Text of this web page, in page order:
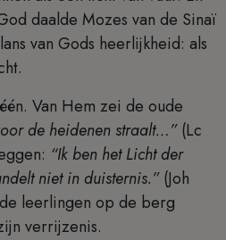
daalde Mozes van de Sinaï
van Gods heerlijkheid: als
Van Hem zei de oude
de heidenen straalt…”(Lc
“Ik ben het Licht der
niet in duisternis.”(Joh
leerlingen op de berg
verrijzenis.